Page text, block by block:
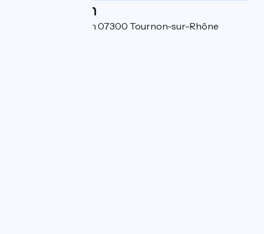
Localisation
12 Quai Marc Seguin 07300 Tournon-sur-Rhône